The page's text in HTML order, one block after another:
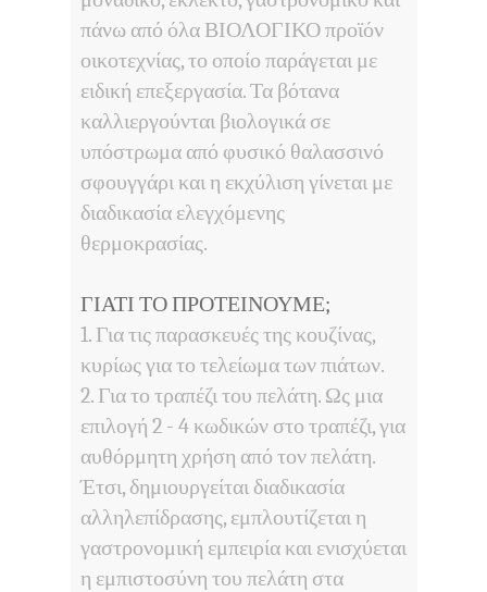
πάνω από όλα ΒΙΟΛΟΓΙΚΟ προϊόν
οικοτεχνίας, το οποίο παράγεται με
ειδική επεξεργασία. Τα βότανα
καλλιεργούνται βιολογικά σε
υπόστρωμα από φυσικό θαλασσινό
σφουγγάρι και η εκχύλιση γίνεται με
διαδικασία ελεγχόμενης
θερμοκρασίας.
ΓΙΑΤΙ ΤΟ ΠΡΟΤΕΙΝΟΥΜΕ;
1. Για τις παρασκευές της κουζίνας,
κυρίως για το τελείωμα των πιάτων.
2. Για το τραπέζι του πελάτη. Ως μια
επιλογή 2 - 4 κωδικών στο τραπέζι, για
αυθόρμητη χρήση από τον πελάτη.
Έτσι, δημιουργείται διαδικασία
αλληλεπίδρασης, εμπλουτίζεται η
γαστρονομική εμπειρία και ενισχύεται
η εμπιστοσύνη του πελάτη στα